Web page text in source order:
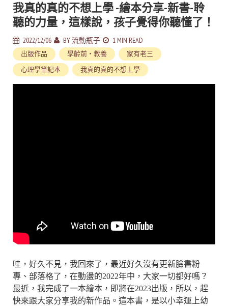
我真的真的不想上學 -繪本分享-新書-聆
聽的力量，這樣說，孩子覺得你聽懂了！
2022/12/06 BY流動瓶子 1 MIN READ
出版作品 學齡前・教養
家有老三
心理學筆記本
我真的真的不想上學
哇，好久不見，我回來了，最近好久沒有更新臉書粉
專、部落格了，在動盪的2022年中，大家一切都好嗎？
最近，我完成了一本繪本，即將在2023出版，所以，趕
快來跟大家分享我的新作品。這本書，是以小幸運上幼